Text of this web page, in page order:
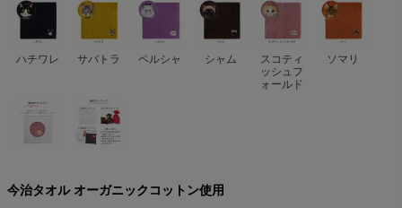
ハチワレ サバトラ ペルシャ シャム
スコティ
ッシュフ
ォールド
ソマリ
今治タオル オーガニックコットン使用